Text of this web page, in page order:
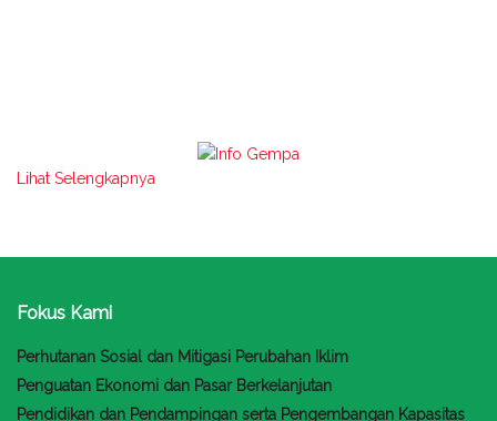
Lihat Selengkapnya
Fokus Kami
Perhutanan Sosial dan Mitigasi Perubahan Iklim
Penguatan Ekonomi dan Pasar Berkelanjutan
Pendidikan dan Pendampingan serta Pengembangan Kapasitas